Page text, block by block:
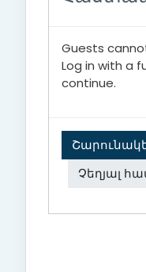
Guests
Log in with a
continue.
Չեղյալ